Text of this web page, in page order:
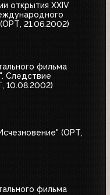
открытия XXIV
21.06.2002)
фильма
Следствие
10.08.2002)
(ОРТ,
фильма